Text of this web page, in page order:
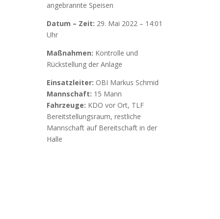
angebrannte Speisen
Datum – Zeit: 29. Mai 2022 – 14:01
Uhr
Maßnahmen: Kontrolle und
Rückstellung der Anlage
Einsatzleiter: OBI Markus Schmid
Mannschaft: 15 Mann
Fahrzeuge: KDO vor Ort, TLF
Bereitstellungsraum, restliche
Mannschaft auf Bereitschaft in der
Halle